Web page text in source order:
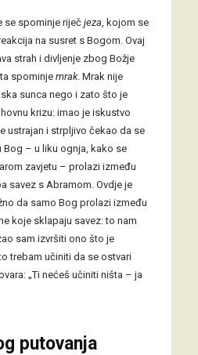
se spominje riječ jeza , kojom se
na susret s Bogom. Ovaj
strah i divljenje zbog Božje
spominje mrak. Mrak nije
sunca nego i zato što je
krizu: imao je iskustvo
ustrajan i strpljivo čekao da se
– u liku ognja, kako se
zavjetu – prolazi između
savez s Abramom. Ovdje je
da samo Bog prolazi između
koje sklapaju savez: to nam
sam izvršiti ono što je
trebam učiniti da se ostvari
„Ti nećeš učiniti ništa – ja
putovanja